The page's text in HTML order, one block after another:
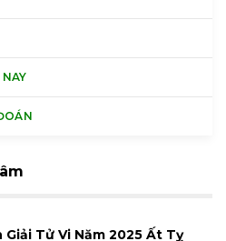
Giải Tử Vi Năm 2025 Ất Tỵ